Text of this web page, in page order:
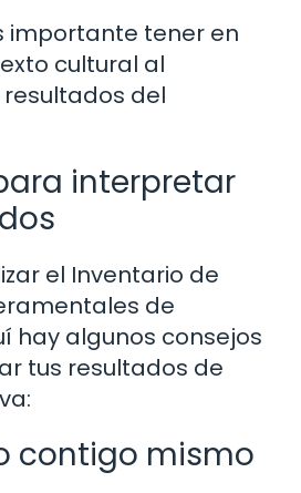
importante tener en
cultural al
del
interpretar
el Inventario de
de
hay algunos consejos
tus resultados de
contigo mismo